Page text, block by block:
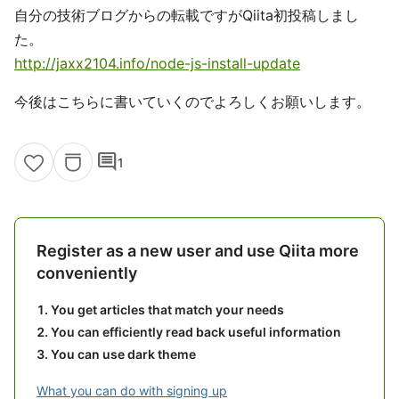
自分の技術ブログからの転載ですがQiita初投稿しまし
た。
http://jaxx2104.info/node-js-install-update
今後はこちらに書いていくのでよろしくお願いします。
comment1
Register as a new user and use Qiita more
conveniently
You get articles that match your needs
You can efficiently read back useful information
You can use dark theme
What you can do with signing up